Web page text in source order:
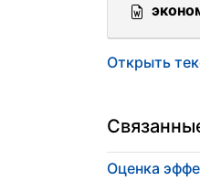
Открыть
Оценка